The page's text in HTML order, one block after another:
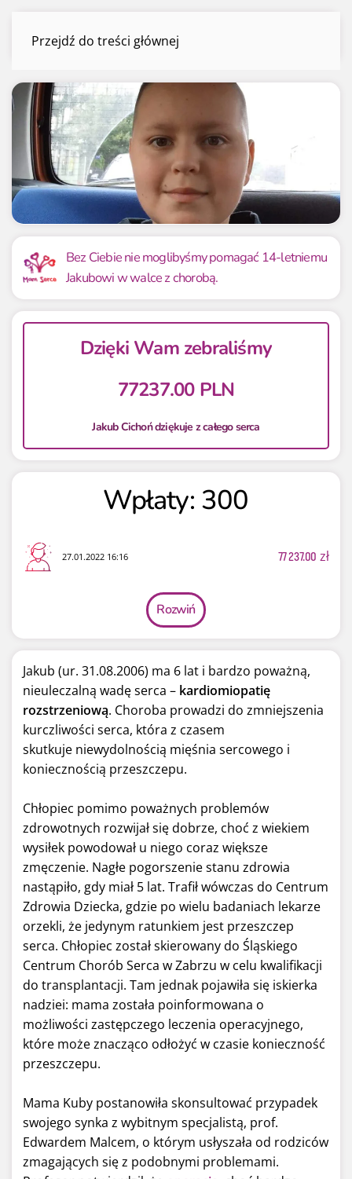
Przejdź do treści głównejJakub Cichoń
Mamy już
77 237.00 zł
Potrzebujemy
300 zł
25745.67% 25745.67%
Bez Ciebie nie moglibyśmy pomagać 14-letniemu
Jakubowi w walce z chorobą.
Dzięki Wam zebraliśmy
77237.00 PLN
Jakub Cichoń dziękuje z całego serca
Wpłaty: 300
27.01.2022 16:16 77 237.00 zł
Rozwiń
Jakub (ur. 31.08.2006) ma 6 lat i bardzo poważną,
nieuleczalną wadę serca – kardiomiopatię
rozstrzeniową. Choroba prowadzi do zmniejszenia
kurczliwości serca, która z czasem
skutkuje niewydolnością mięśnia sercowego i
koniecznością przeszczepu.
Chłopiec pomimo poważnych problemów
zdrowotnych rozwijał się dobrze, choć z wiekiem
wysiłek powodował u niego coraz większe
zmęczenie. Nagłe pogorszenie stanu zdrowia
nastąpiło, gdy miał 5 lat. Trafił wówczas do Centrum
Zdrowia Dziecka, gdzie po wielu badaniach lekarze
orzekli, że jedynym ratunkiem jest przeszczep
serca. Chłopiec został skierowany do Śląskiego
Centrum Chorób Serca w Zabrzu w celu kwalifikacji
do transplantacji. Tam jednak pojawiła się iskierka
nadziei: mama została poinformowana o
możliwości zastępczego leczenia operacyjnego,
które może znacząco odłożyć w czasie konieczność
przeszczepu.
Mama Kuby postanowiła skonsultować przypadek
swojego synka z wybitnym specjalistą, prof.
Edwardem Malcem, o którym usłyszała od rodziców
zmagających się z podobnymi problemami.